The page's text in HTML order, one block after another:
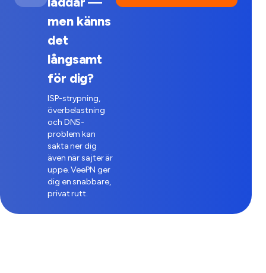
men känns
det
långsamt
för dig?
ISP-strypning,
överbelastning
och DNS-
problem kan
sakta ner dig
även när sajter är
uppe. VeePN ger
dig en snabbare,
privat rutt.